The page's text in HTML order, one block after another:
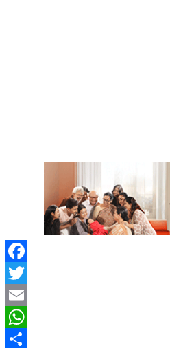
Facebook
Twitter
Email
WhatsApp